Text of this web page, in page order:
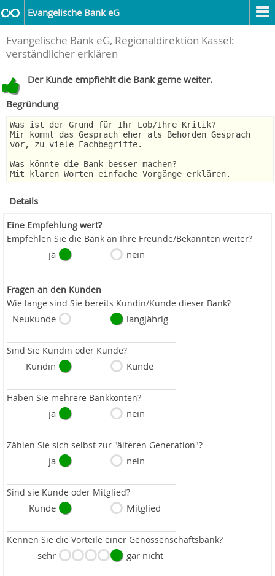
Evangelische Bank eG
Evangelische Bank eG, Regionaldirektion Kassel:
verständlicher erklären
Der Kunde empfiehlt die Bank gerne weiter.
Begründung
Was ist der Grund für Ihr Lob/Ihre Kritik?
Mir kommt das Gespräch eher als Behörden Gespräch
vor, zu viele Fachbegriffe.
Was könnte die Bank besser machen?
Mit klaren Worten einfache Vorgänge erklären.
Details
Eine Empfehlung wert?
Empfehlen Sie die Bank an Ihre Freunde/Bekannten weiter?
ja nein
Fragen an den Kunden
Wie lange sind Sie bereits Kundin/Kunde dieser Bank?
Neukunde langjährig
Sind Sie Kundin oder Kunde?
Kundin Kunde
Haben Sie mehrere Bankkonten?
ja nein
Zählen Sie sich selbst zur "älteren Generation"?
ja nein
Sind sie Kunde oder Mitglied?
Kunde Mitglied
Kennen Sie die Vorteile einer Genossenschaftsbank?
sehr gar nicht